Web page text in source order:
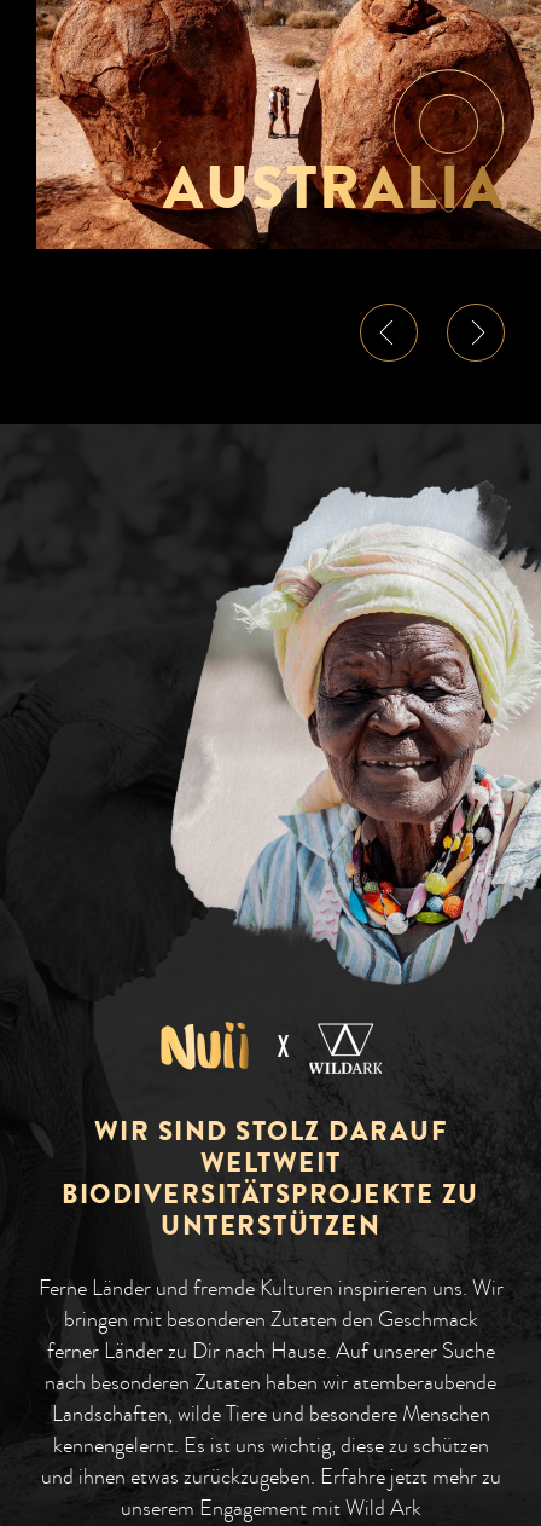
AUSTRALIA
WIR SIND STOLZ DARAUF
WELTWEIT
BIODIVERSITÄTSPROJEKTE ZU
UNTERSTÜTZEN
Ferne Länder und fremde Kulturen inspirieren uns. Wir
bringen mit besonderen Zutaten den Geschmack
ferner Länder zu Dir nach Hause. Auf unserer Suche
nach besonderen Zutaten haben wir atemberaubende
Landschaften, wilde Tiere und besondere Menschen
kennengelernt. Es ist uns wichtig, diese zu schützen
und ihnen etwas zurückzugeben. Erfahre jetzt mehr zu
unserem Engagement mit Wild Ark